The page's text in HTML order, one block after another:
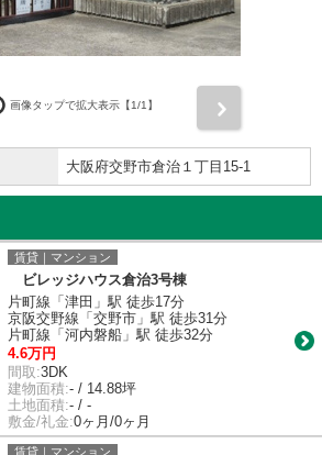
画像タップで拡大表示【1/1】
大阪府交野市倉治１丁目15-1
賃貸｜マンション
ビレッジハウス倉治3号棟
片町線「津田」駅 徒歩17分
京阪交野線「交野市」駅 徒歩31分
片町線「河内磐船」駅 徒歩32分
4.6万円
間取:3DK
建物面積:- / 14.88坪
土地面積:- / -
敷金/礼金:0ヶ月/0ヶ月
賃貸｜マンション